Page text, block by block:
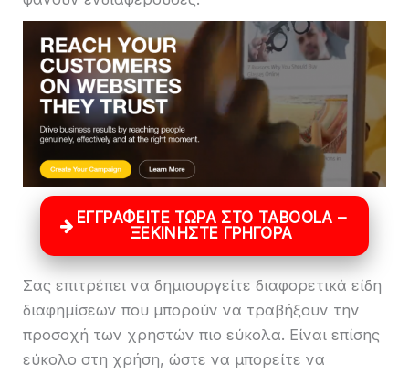
ΕΓΓΡΑΦΕΊΤΕ ΤΏΡΑ ΣΤΟ TABOOLA –
ΞΕΚΙΝΉΣΤΕ ΓΡΉΓΟΡΑ
Σας επιτρέπει να δημιουργείτε διαφορετικά είδη
διαφημίσεων που μπορούν να τραβήξουν την
προσοχή των χρηστών πιο εύκολα. Είναι επίσης
εύκολο στη χρήση, ώστε να μπορείτε να